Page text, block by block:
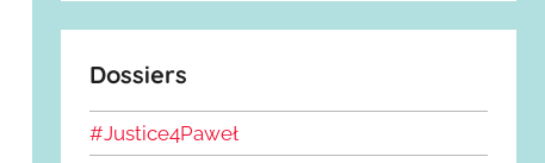
Dossiers
#Justice4Paweł